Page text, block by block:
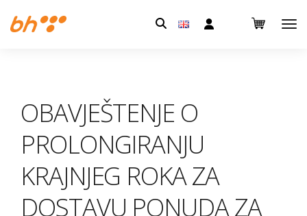
Pretraga:
OBAVJEŠTENJE O
PROLONGIRANJU
KRAJNJEG ROKA ZA
DOSTAVU PONUDA ZA